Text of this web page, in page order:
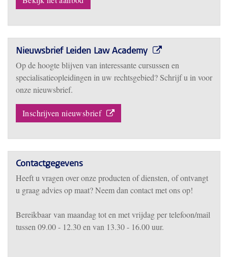
Nieuwsbrief Leiden Law Academy
Op de hoogte blijven van interessante cursussen en
specialisatieopleidingen in uw rechtsgebied? Schrijf u in voor
onze nieuwsbrief.
Inschrijven nieuwsbrief
Contactgegevens
Heeft u vragen over onze producten of diensten, of ontvangt
u graag advies op maat? Neem dan contact met ons op!
Bereikbaarvan maandag tot en met vrijdag per telefoon/mail
tussen 09.00 - 12.30 en van 13.30 - 16.00 uur.